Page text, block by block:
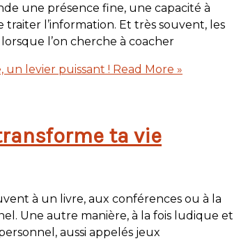
une présence fine, une capacité à
l’information. Et très souvent, les
l’on cherche à coacher
un levier puissant ! Read More »
ta vie
à un livre, aux conférences ou à la
Une autre manière, à la fois ludique et
aussi appelés jeux